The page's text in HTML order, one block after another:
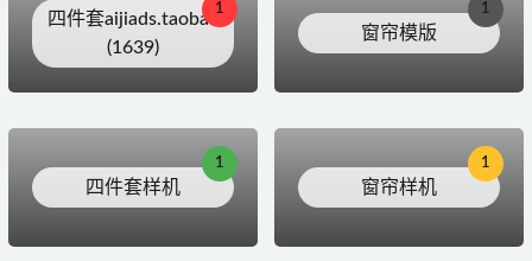
四件套aijiads.taobao
(1639)
1
窗帘模版
1
四件套样机
1
窗帘样机
1